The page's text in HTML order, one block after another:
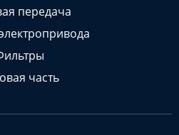
передача
часть